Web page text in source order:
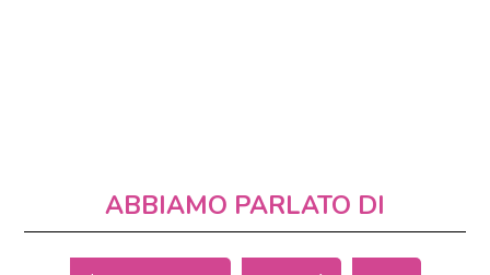
ABBIAMO PARLATO DI